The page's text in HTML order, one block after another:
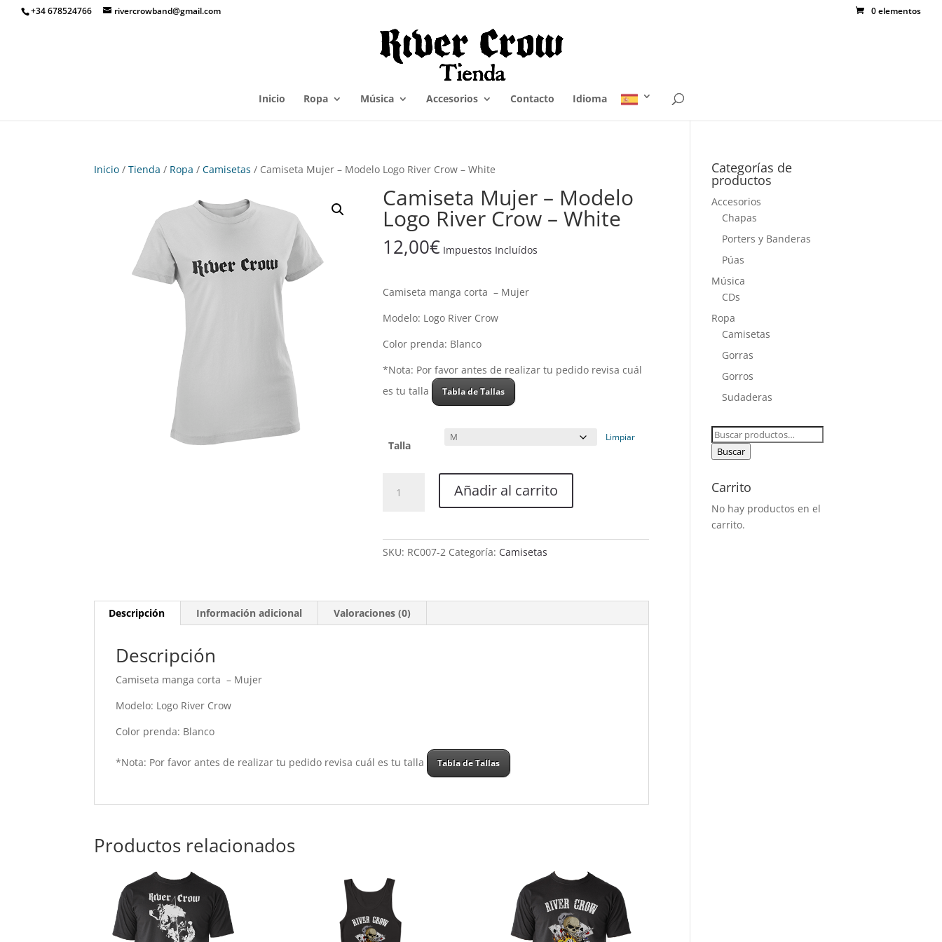
+34 678524766 rivercrowband@gmail.com 0 elementos
Inicio Ropa Música Accesorios Contacto Idioma
Inicio /Tienda / Ropa /Camisetas / Camiseta Mujer – Modelo Logo River Crow – White
Camiseta Mujer – Modelo
Logo River Crow – White
12,00€ Impuestos Incluídos
Camiseta manga corta – Mujer
Modelo: Logo River Crow
Color prenda: Blanco
*Nota: Por favor antes de realizar tu pedido revisa cuál
es tu talla
Tabla de Tallas
Talla
Limpiar
Mujer
White
cantidad
Añadir al carrito
SKU: RC007-2 Categoría: Camisetas
Descripción Información adicional Valoraciones (0)
Descripción
Camiseta manga corta – Mujer
Modelo: Logo River Crow
Color prenda: Blanco
*Nota: Por favor antes de realizar tu pedido revisa cuál es tu talla Tabla de Tallas
Productos relacionados
Categorías de
productos
Accesorios
Chapas
Porters y Banderas
Púas
Música
CDs
Ropa
Camisetas
Gorras
Gorros
Sudaderas
Buscar
por:
Buscar
Carrito
No hay productos en el
carrito.